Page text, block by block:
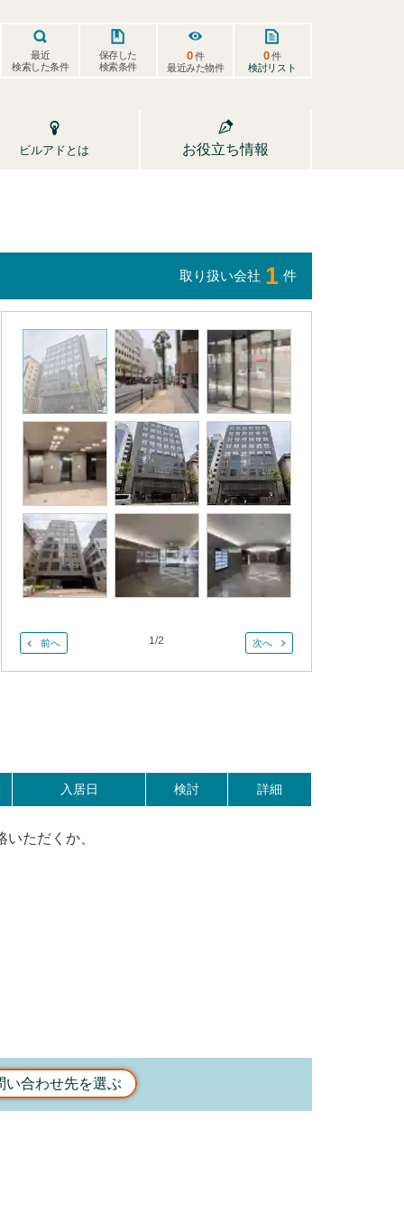
最近
検索した条件
保存した
検索条件
0件
最近みた物件
0件
検討リスト
ビルアドとは お役立ち情報
取り扱い会社 1 件
前へ 1/2 次へ
入居日 検討 詳細
ただくか、
い合わせ先を選ぶ